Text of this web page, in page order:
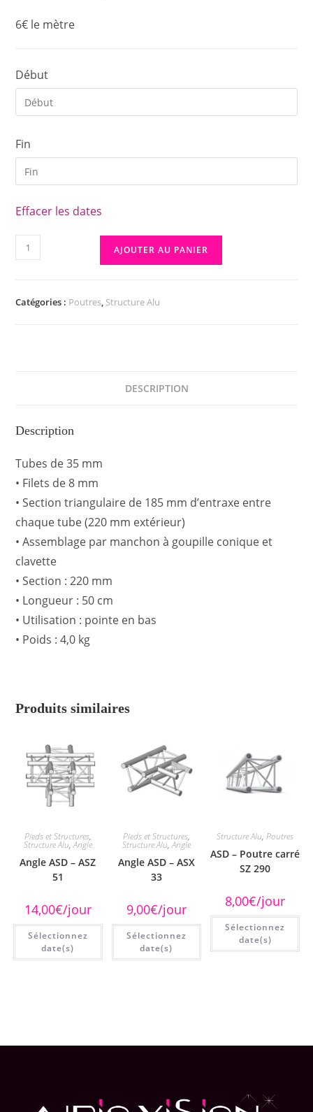
6€ le mètre
Début
Fin
Effacer les dates
AJOUTER AU PANIER
Catégories : Poutres, Structure Alu
DESCRIPTION
Description
Tubes de 35 mm
• Filets de 8 mm
• Section triangulaire de 185 mm d’entraxe entre
chaque tube (220 mm extérieur)
• Assemblage par manchon à goupille conique et
clavette
• Section : 220 mm
• Longueur : 50 cm
• Utilisation : pointe en bas
• Poids : 4,0 kg
Produits similaires
Pieds et Structures,
Structure Alu,Angle
Angle ASD – ASZ
51
14,00€/jour
Sélectionnez
date(s)
Pieds et Structures,
Structure Alu,Angle
Angle ASD – ASX
33
9,00€/jour
Sélectionnez
date(s)
Structure Alu,Poutres
ASD – Poutre carré
SZ 290
8,00€/jour
Sélectionnez
date(s)